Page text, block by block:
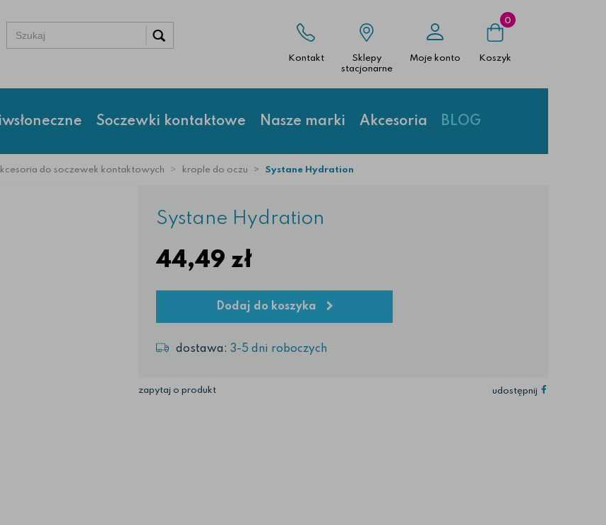
Kontakt
Sklepy
stacjonarne
Moje konto
0
Koszyk
Soczewki kontaktowe Nasze marki Akcesoria BLOG
do soczewek kontaktowych krople do oczu Systane Hydration
Systane Hydration
44,49 zł
Dodaj do koszyka
dostawa: 3-5 dni roboczych
zapytaj o produkt udostępnij